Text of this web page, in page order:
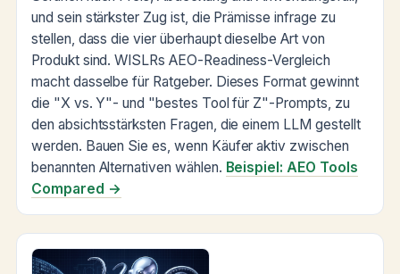
und sein stärkster Zug ist, die Prämisse infrage zu
stellen, dass die vier überhaupt dieselbe Art von
Produkt sind. WISLRs AEO-Readiness-Vergleich
macht dasselbe für Ratgeber. Dieses Format gewinnt
die "X vs. Y"- und "bestes Tool für Z"-Prompts, zu
den absichtsstärksten Fragen, die einem LLM gestellt
werden. Bauen Sie es, wenn Käufer aktiv zwischen
benannten Alternativen wählen. Beispiel: AEO Tools
Compared →